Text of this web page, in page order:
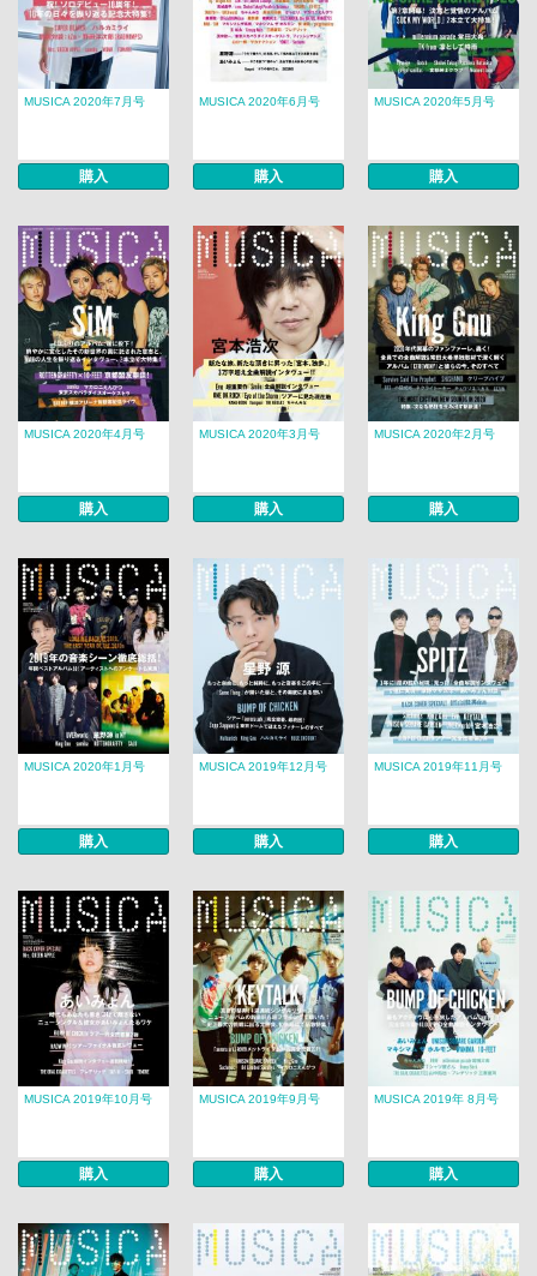
MUSICA 2020年7月号
購入
MUSICA 2020年6月号
購入
MUSICA 2020年5月号
購入
MUSICA 2020年4月号
購入
MUSICA 2020年3月号
購入
MUSICA 2020年2月号
購入
MUSICA 2020年1月号
購入
MUSICA 2019年12月号
購入
MUSICA 2019年11月号
購入
MUSICA 2019年10月号
購入
MUSICA 2019年9月号
購入
MUSICA 2019年 8月号​​
購入